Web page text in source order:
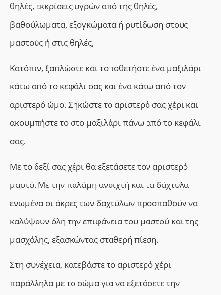
θηλές, εκκρίσεις υγρών από της θηλές,
βαθούλωματα, εξογκώματα ή ρυτίδωση στους
μαστούς ή στις θηλές,
Κατόπιν, ξαπλώστε και τοποθετήστε ένα μαξιλάρι
κάτω από το κεφάλι σας και ένα κάτω από τον
αριστερό ώμο. Σηκώστε το αριστερό σας χέρι και
ακουμπήστε το στο μαξιλάρι πάνω από το κεφάλι
σας.
Με το δεξί σας χέρι θα εξετάσετε τον αριστερό
μαστό. Με την παλάμη ανοιχτή και τα δάχτυλα
ενωμένα οι άκρες των δαχτύλων προσπαθούν να
καλύψουν όλη την επιφάνεια του μαστού και της
μασχάλης, εξασκώντας σταθερή πίεση.
Στη συνέχεια, κατεβάστε το αριστερό χέρι
παράλληλα με το σώμα για να εξετάσετε την